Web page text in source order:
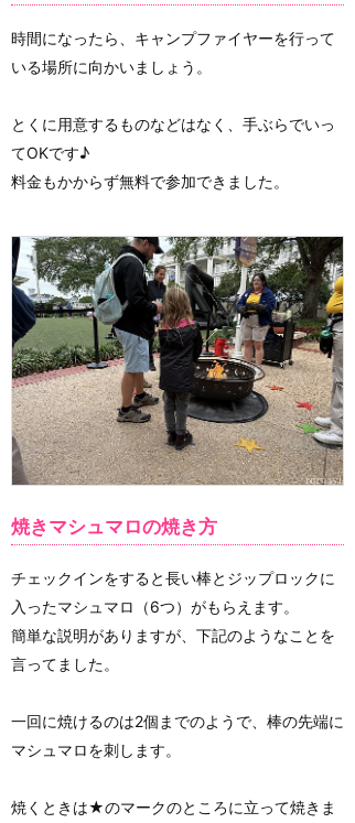
時間になったら、キャンプファイヤーを行って
いる場所に向かいましょう。
とくに用意するものなどはなく、手ぶらでいっ
てOKです♪
料金もかからず無料で参加できました。
焼きマシュマロの焼き方
チェックインをすると長い棒とジップロックに
入ったマシュマロ（6つ）がもらえます。
簡単な説明がありますが、下記のようなことを
言ってました。
一回に焼けるのは2個までのようで、棒の先端に
マシュマロを刺します。
焼くときは★のマークのところに立って焼きま